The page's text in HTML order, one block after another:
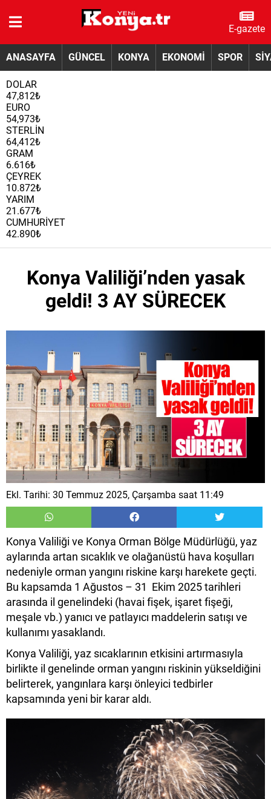
E-gazete
ANASAYFA GÜNCEL KONYA EKONOMİ SPOR
DOLAR
47,812₺
EURO
54,973₺
STERLİN
64,412₺
GRAM
6.616₺
ÇEYREK
10.872₺
YARIM
21.677₺
CUMHURİYET
42.890₺
Konya Valiliği’nden yasak
geldi! 3 AY SÜRECEK
Ekl. Tarihi: 30 Temmuz 2025, Çarşamba saat 11:49
Konya Valiliği ve Konya Orman Bölge Müdürlüğü, yaz
aylarında artan sıcaklık ve olağanüstü hava koşulları
nedeniyle orman yangını riskine karşı harekete geçti.
Bu kapsamda 1 Ağustos – 31 Ekim 2025 tarihleri
arasında il genelindeki (havai fişek, işaret fişeği,
meşale vb.) yanıcı ve patlayıcı maddelerin satışı ve
kullanımı yasaklandı.
Konya Valiliği, yaz sıcaklarının etkisini artırmasıyla
birlikte il genelinde orman yangını riskinin yükseldiğini
belirterek, yangınlara karşı önleyici tedbirler
kapsamında yeni bir karar aldı.